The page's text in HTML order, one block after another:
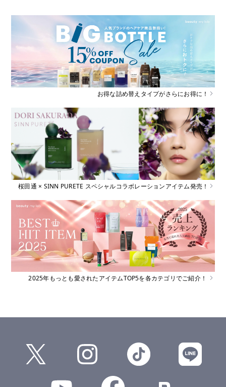
お得な詰め替えタイプがさらにお得に！
桜田通 × SINN PURETE スペシャルコラボレーションアイテム発売！
2025年もっとも愛されたアイテムTOP5を各カテゴリでご紹介！